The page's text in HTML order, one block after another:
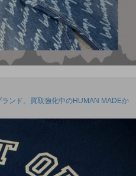
ンド。買取強化中のHUMAN MADEか